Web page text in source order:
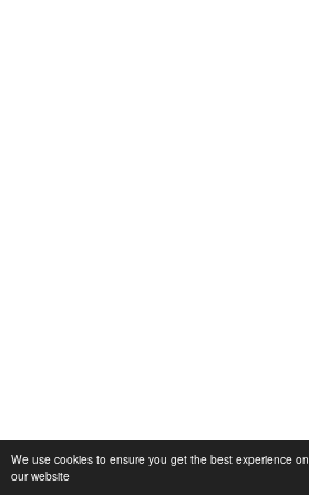
We use cookies to ensure you get the best experience on
our website